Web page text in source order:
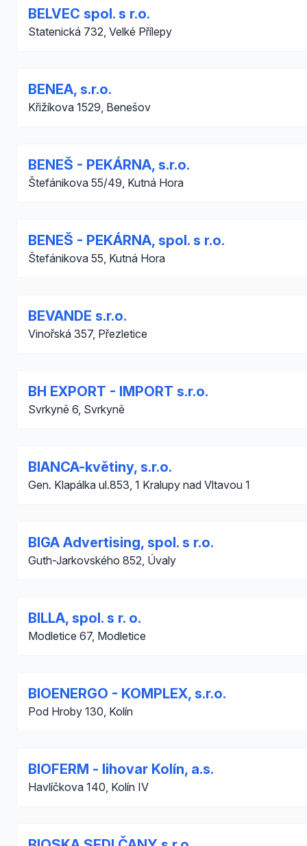
BELVEC spol. s r.o.
Statenická 732, Velké Přílepy
BENEA, s.r.o.
Křižíkova 1529, Benešov
BENEŠ - PEKÁRNA, s.r.o.
Štefánikova 55/49, Kutná Hora
BENEŠ - PEKÁRNA, spol. s r.o.
Štefánikova 55, Kutná Hora
BEVANDE s.r.o.
Vinořská 357, Přezletice
BH EXPORT - IMPORT s.r.o.
Svrkyně 6, Svrkyně
BIANCA-květiny, s.r.o.
Gen. Klapálka ul.853, 1 Kralupy nad Vltavou 1
BIGA Advertising, spol. s r.o.
Guth-Jarkovského 852, Úvaly
BILLA, spol. s r. o.
Modletice 67, Modletice
BIOENERGO - KOMPLEX, s.r.o.
Pod Hroby 130, Kolín
BIOFERM - lihovar Kolín, a.s.
Havlíčkova 140, Kolín IV